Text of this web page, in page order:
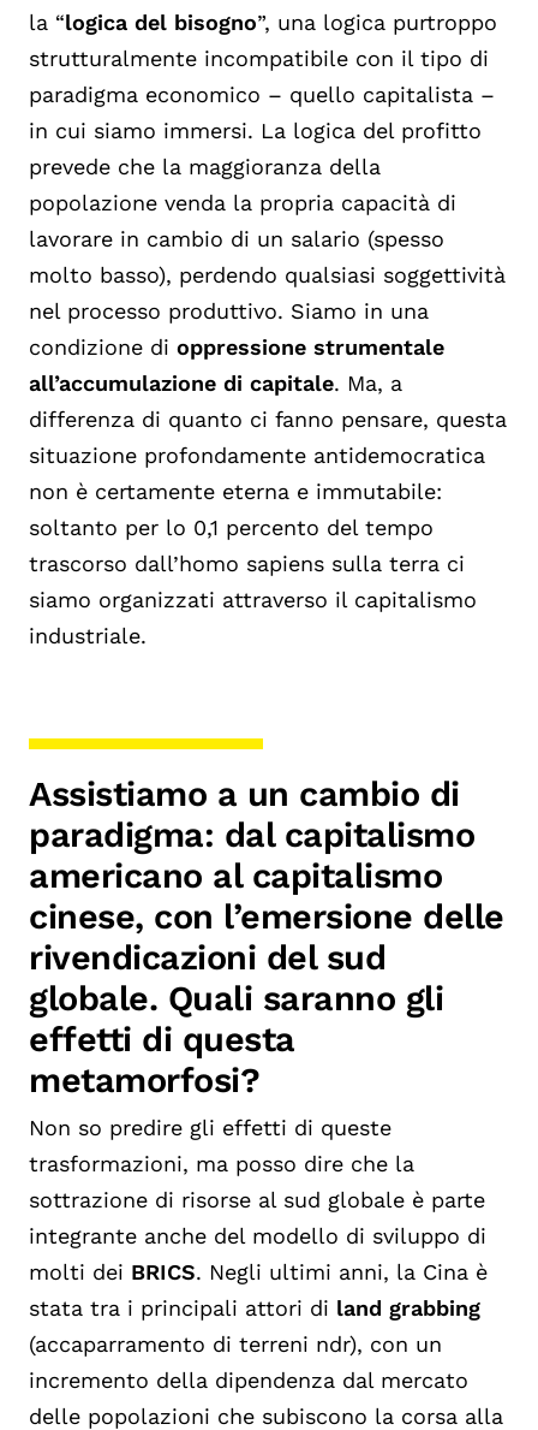
la “logica del bisogno”, una logica purtroppo
strutturalmente incompatibile con il tipo di
paradigma economico – quello capitalista –
in cui siamo immersi. La logica del profitto
prevede che la maggioranza della
popolazione venda la propria capacità di
lavorare in cambio di un salario (spesso
molto basso), perdendo qualsiasi soggettività
nel processo produttivo. Siamo in una
condizione di oppressione strumentale
all’accumulazione di capitale. Ma, a
differenza di quanto ci fanno pensare, questa
situazione profondamente antidemocratica
non è certamente eterna e immutabile:
soltanto per lo 0,1 percento del tempo
trascorso dall’homo sapiens sulla terra ci
siamo organizzati attraverso il capitalismo
industriale.
Assistiamo a un cambio di
paradigma: dal capitalismo
americano al capitalismo
cinese, con l’emersione delle
rivendicazioni del sud
globale. Quali saranno gli
effetti di questa
metamorfosi?
Non so predire gli effetti di queste
trasformazioni, ma posso dire che la
sottrazione di risorse al sud globale è parte
integrante anche del modello di sviluppo di
molti dei BRICS. Negli ultimi anni, la Cina è
stata tra i principali attori di land grabbing
(accaparramento di terreni ndr), con un
incremento della dipendenza dal mercato
delle popolazioni che subiscono la corsa alla